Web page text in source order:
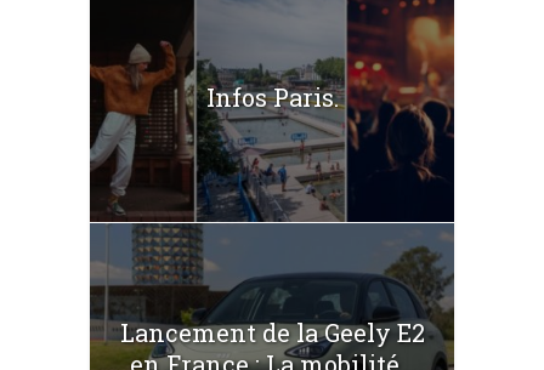
Infos Paris.
Lancement de la Geely E2
en France : La mobilité...